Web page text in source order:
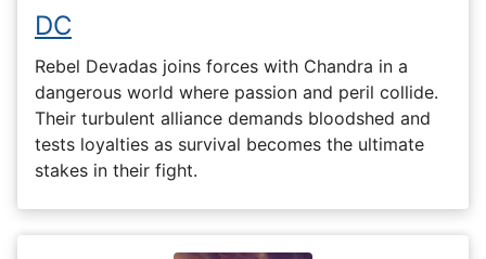
DC
Rebel Devadas joins forces with Chandra in a
dangerous world where passion and peril collide.
Their turbulent alliance demands bloodshed and
tests loyalties as survival becomes the ultimate
stakes in their fight.